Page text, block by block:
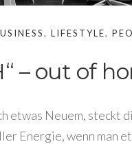
,LIFESTYLE,
– out of
etwas Neuem, steckt
Energie, wenn man